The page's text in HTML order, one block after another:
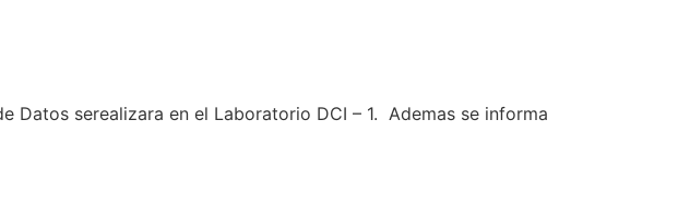
Datos serealizara en el Laboratorio DCI – 1. Ademas se informa